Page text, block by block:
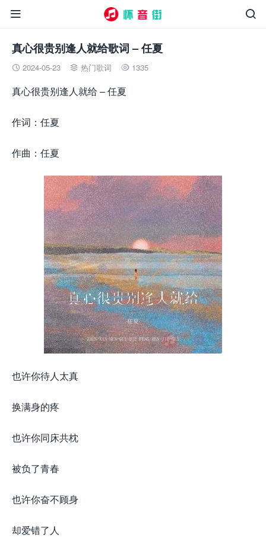


真心很贵别逢人就给歌词 – 任夏
 2024-05-23  热门歌词  1335
真心很贵别逢人就给 – 任夏
作词：任夏
作曲：任夏
也许你待人太真
换满身的疼
也许你同床共枕
被负了青春
也许你奋不顾身
却爱错了人